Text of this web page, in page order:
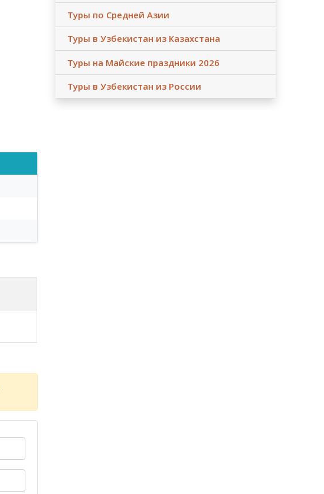
Туры по Средней Азии
Туры в Узбекистан из Казахстана
Туры на Майские праздники 2026
Туры в Узбекистан из России